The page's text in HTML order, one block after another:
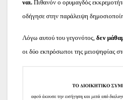
ναι. Πιθανόν ο ορυμαγδός
οδήγησε στην παράλειψη
Λόγω αυτού του γεγονότος, δεν
οι δύο εκπρόσωποι της μειοψηφίας